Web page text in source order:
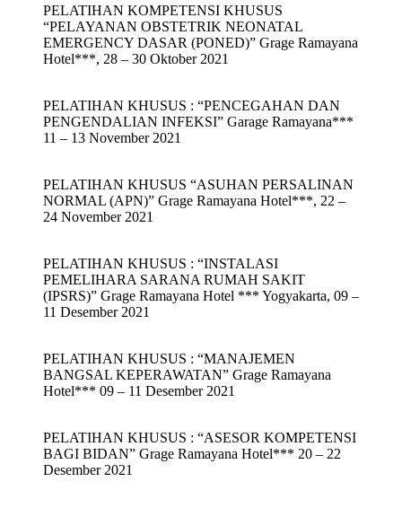
PELATIHAN KOMPETENSI KHUSUS
“PELAYANAN OBSTETRIK NEONATAL
EMERGENCY DASAR (PONED)” Grage Ramayana
Hotel***, 28 – 30 Oktober 2021
PELATIHAN KHUSUS : “PENCEGAHAN DAN
PENGENDALIAN INFEKSI” Garage Ramayana***
11 – 13 November 2021
PELATIHAN KHUSUS “ASUHAN PERSALINAN
NORMAL (APN)” Grage Ramayana Hotel***, 22 –
24 November 2021
PELATIHAN KHUSUS : “INSTALASI
PEMELIHARA SARANA RUMAH SAKIT
(IPSRS)” Grage Ramayana Hotel *** Yogyakarta, 09 –
11 Desember 2021
PELATIHAN KHUSUS : “MANAJEMEN
BANGSAL KEPERAWATAN” Grage Ramayana
Hotel*** 09 – 11 Desember 2021
PELATIHAN KHUSUS : “ASESOR KOMPETENSI
BAGI BIDAN” Grage Ramayana Hotel*** 20 – 22
Desember 2021